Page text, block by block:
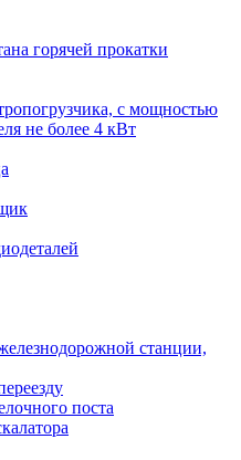
горячей прокатки
с мощностью
не более 4 кВт
станции,
поста